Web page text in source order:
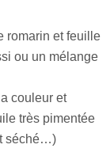
romarin et feuille
ou un mélange
couleur et
très pimentée
séché…)